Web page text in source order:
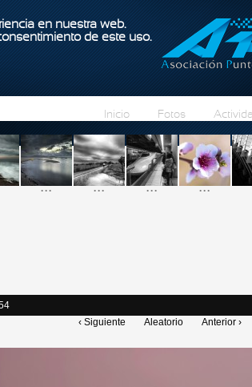
en nuestra web.
de este uso.
Pasar al contenido
Inicio Fotos
... ... ... ...
‹ Siguiente
Aleatorio Anterior ›